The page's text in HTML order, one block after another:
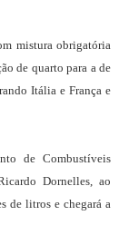
mistura obrigatória
de quarto para a de
Itália e França e
de Combustíveis
Dornelles, ao
de litros e chegará a